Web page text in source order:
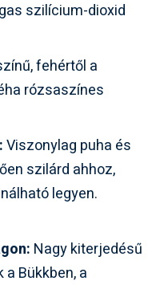
szilícium-dioxid
fehértől a
rózsaszínes
Viszonylag puha és
szilárd ahhoz,
legyen.
Nagy kiterjedésű
a Bükkben, a